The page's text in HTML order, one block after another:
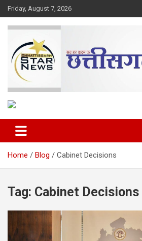
Skip
to
content
Friday, August 7, 2026
Chhattisgarh Star
Home Blog Cabinet Decisions
Tag: Cabinet Decisions